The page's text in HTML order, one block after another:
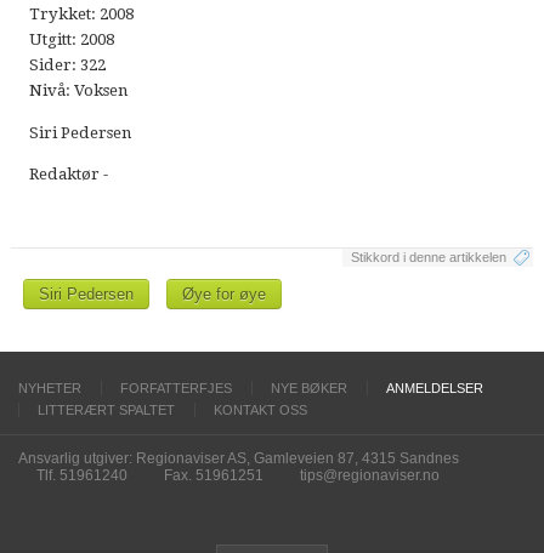
Trykket: 2008
Utgitt: 2008
Sider: 322
Nivå: Voksen
Siri Pedersen
Redaktør -
Stikkord i denne artikkelen
Siri Pedersen Øye for øye
NYHETER FORFATTERFJES NYE BØKER
ANMELDELSER
LITTERÆRT SPALTET
KONTAKT OSS
Ansvarlig utgiver: Regionaviser AS, Gamleveien 87, 4315 Sandnes
Tlf. 51961240
Fax. 51961251 tips@regionaviser.no